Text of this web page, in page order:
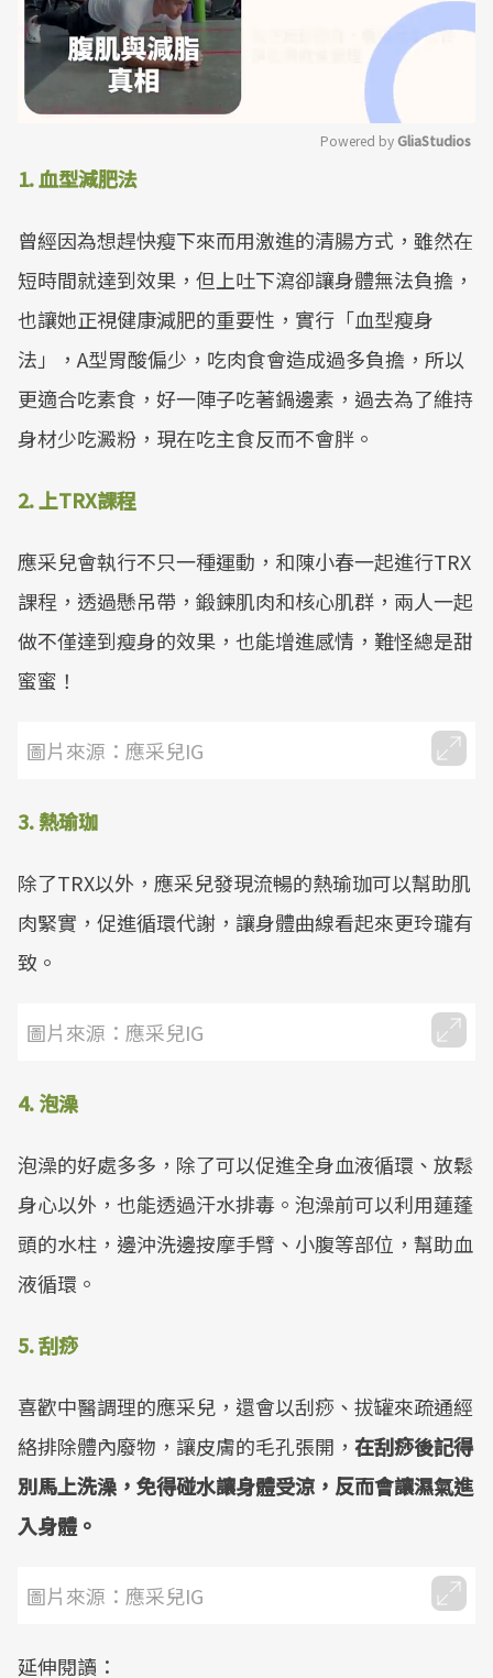
Powered by GliaStudios
1. 血型減肥法
曾經因為想趕快瘦下來而用激進的清腸方式，雖然在
短時間就達到效果，但上吐下瀉卻讓身體無法負擔，
也讓她正視健康減肥的重要性，實行「血型瘦身
法」，A型胃酸偏少，吃肉食會造成過多負擔，所以
更適合吃素食，好一陣子吃著鍋邊素，過去為了維持
身材少吃澱粉，現在吃主食反而不會胖。
2. 上TRX課程
應采兒會執行不只一種運動，和陳小春一起進行TRX
課程，透過懸吊帶，鍛鍊肌肉和核心肌群，兩人一起
做不僅達到瘦身的效果，也能增進感情，難怪總是甜
蜜蜜！
圖片來源：應采兒IG
3. 熱瑜珈
除了TRX以外，應采兒發現流暢的熱瑜珈可以幫助肌
肉緊實，促進循環代謝，讓身體曲線看起來更玲瓏有
致。
圖片來源：應采兒IG
4. 泡澡
泡澡的好處多多，除了可以促進全身血液循環、放鬆
身心以外，也能透過汗水排毒。泡澡前可以利用蓮蓬
頭的水柱，邊沖洗邊按摩手臂、小腹等部位，幫助血
液循環。
5. 刮痧
喜歡中醫調理的應采兒，還會以刮痧、拔罐來疏通經
絡排除體內廢物，讓皮膚的毛孔張開， 在刮痧後記得
別馬上洗澡，免得碰水讓身體受涼，反而會讓濕氣進
入身體。
圖片來源：應采兒IG
延伸閱讀：